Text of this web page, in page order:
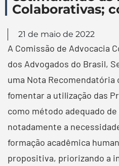
Colaborativas;
21 de maio de 2022
A Comissão de Advocacia
dos Advogados do Brasil,
uma Nota
fomentar a utilização das
como método adequado
notadamente a
formação acadêmica
propositiva, priorizando a